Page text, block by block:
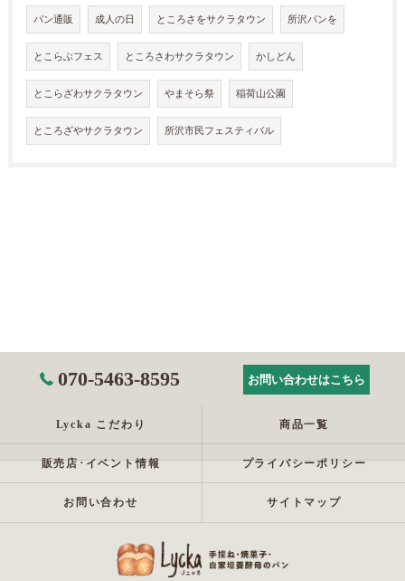
パン通販 成人の日 ところさをサクラタウン 所沢パンを
とこらぶフェス ところさわサクラタウン かしどん
とこらざわサクラタウン やまそら祭 稲荷山公園
ところざやサクラタウン 所沢市民フェスティバル
070-5463-8595 お問い合わせはこちら
Lycka こだわり 商品一覧
販売店･イベント情報 プライバシーポリシー
お問い合わせ サイトマップ